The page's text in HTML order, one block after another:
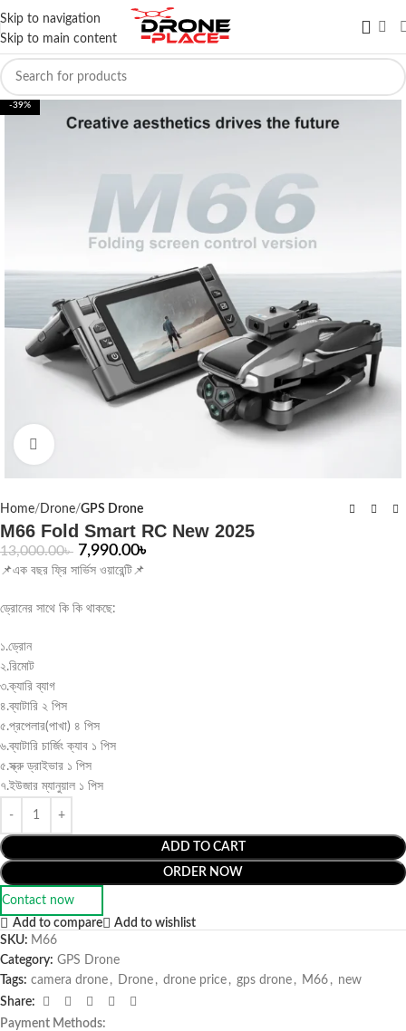
Skip to navigation
Skip to main content
-39%
Home Drone GPS Drone
M66 Fold Smart RC New 2025
13,000.00৳ 7,990.00৳
📌এক বছর ফ্রি সার্ভিস ওয়ারেন্টি📌
ড্রোনের সাথে কি কি থাকছে:
১.ড্রোন
২.রিমোট
৩.ক্যারি ব্যাগ
৪.ব্যাটারি ২ পিস
৫.প্রপেলার(পাখা) ৪ পিস
৬.ব্যাটারি চার্জিং ক্যাব ১ পিস
৫.স্ক্রু ড্রাইভার ১ পিস
৭.ইউজার ম্যানুয়াল ১ পিস
ADD TO CART
ORDER NOW
Contact now
Add to compare
Add to wishlist
SKU: M66
Category: GPS Drone
Tags: camera drone , Drone , drone price , gps drone , M66 , new
Share:
Payment Methods: